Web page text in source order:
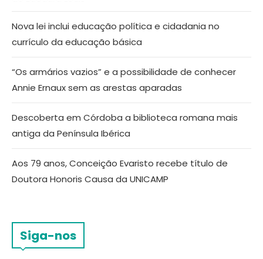
Nova lei inclui educação política e cidadania no
currículo da educação básica
“Os armários vazios” e a possibilidade de conhecer
Annie Ernaux sem as arestas aparadas
Descoberta em Córdoba a biblioteca romana mais
antiga da Península Ibérica
Aos 79 anos, Conceição Evaristo recebe título de
Doutora Honoris Causa da UNICAMP
Siga-nos